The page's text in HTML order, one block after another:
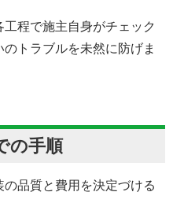
程で施主自身がチェック
トラブルを未然に防げま
の手順
品質と費用を決定づける